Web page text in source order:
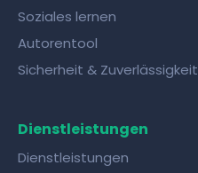
Soziales lernen
Autorentool
Sicherheit & Zuverlässigkeit
Dienstleistungen
Dienstleistungen